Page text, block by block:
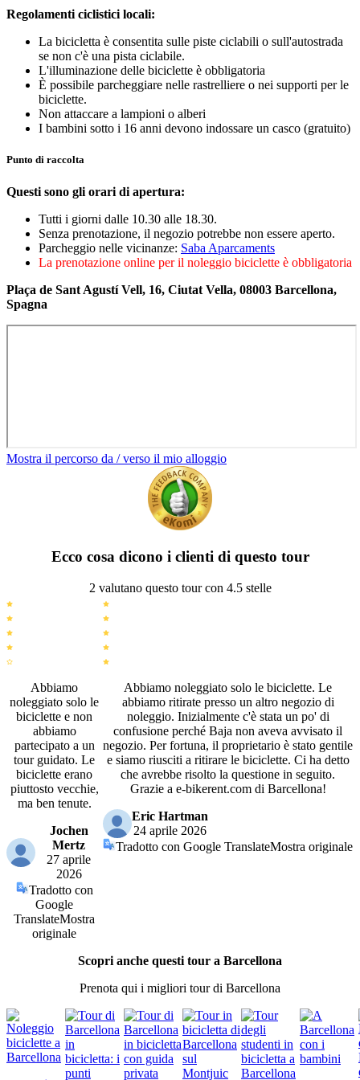
Regolamenti ciclistici locali:
La bicicletta è consentita sulle piste ciclabili o sull'autostrada
se non c'è una pista ciclabile.
L'illuminazione delle biciclette è obbligatoria
È possibile parcheggiare nelle rastrelliere o nei supporti per le
biciclette.
Non attaccare a lampioni o alberi
I bambini sotto i 16 anni devono indossare un casco (gratuito)
Punto di raccolta
Questi sono gli orari di apertura:
Tutti i giorni dalle 10.30 alle 18.30.
Senza prenotazione, il negozio potrebbe non essere aperto.
Parcheggio nelle vicinanze: Saba Aparcaments
La prenotazione online per il noleggio biciclette è obbligatoria
Plaça de Sant Agustí Vell, 16, Ciutat Vella, 08003 Barcellona,
Spagna
Mostra il percorso da / verso il mio alloggio
Ecco cosa dicono i clienti di questo tour
2 valutano questo tour con 4.5 stelle
Abbiamo
noleggiato solo le
biciclette e non
abbiamo
partecipato a un
tour guidato. Le
biciclette erano
piuttosto vecchie,
ma ben tenute.
Jochen
Mertz
27 aprile
2026
Tradotto con
Google
TranslateMostra
originale
Abbiamo noleggiato solo le biciclette. Le
abbiamo ritirate presso un altro negozio di
noleggio. Inizialmente c'è stata un po' di
confusione perché Baja non aveva avvisato il
negozio. Per fortuna, il proprietario è stato gentile
e siamo riusciti a ritirare le biciclette. Ci ha detto
che avrebbe risolto la questione in seguito.
Grazie a e-bikerent.com di Barcellona!
Eric Hartman
24 aprile 2026
Tradotto con Google TranslateMostra originale
Scopri anche questi tour a Barcellona
Prenota qui i migliori tour di Barcellona